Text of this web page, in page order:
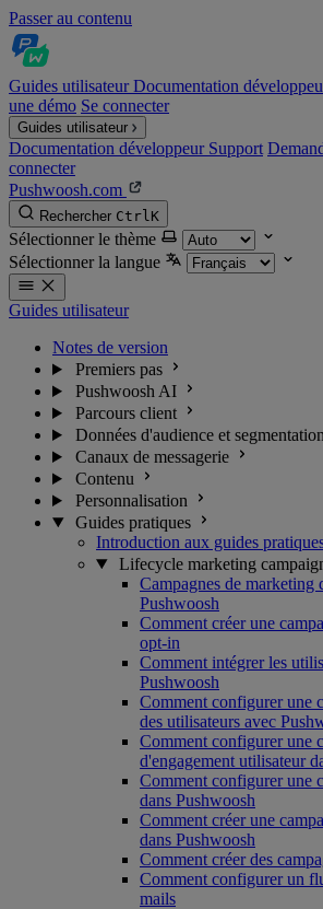
Passer au contenu
Guides utilisateurDocumentation
une démo Se connecter
Guides utilisateur
Documentation développeur Support
connecter
Pushwoosh.com
Rechercher CtrlK
Sélectionner le thème
Sélectionner la langue
Guides utilisateur
Notes de version
Premiers pas
Pushwoosh AI
Parcours client
Données d'audience et segmentation
Canaux de messagerie
Contenu
Personnalisation
Guides pratiques
Introduction aux guides
Lifecycle marketing
Campagnes de marketing
Pushwoosh
Comment créer une
opt-in
Comment intégrer les
Pushwoosh
Comment configurer une
des utilisateurs avec
Comment configurer une
d'engagement utilisateur
Comment configurer une
dans Pushwoosh
Comment créer une
dans Pushwoosh
Comment créer des
Comment configurer un
mails